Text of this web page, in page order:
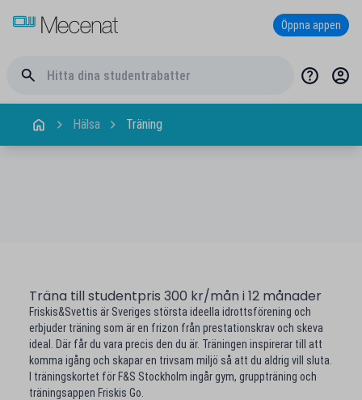
Öppna appen
Hälsa Träning
Träna till studentpris 300 kr/mån i 12 månader
Friskis&Svettis är Sveriges största ideella idrottsförening och
erbjuder träning som är en frizon från prestationskrav och skeva
ideal. Där får du vara precis den du är. Träningen inspirerar till att
komma igång och skapar en trivsam miljö så att du aldrig vill sluta.
I träningskortet för F&S Stockholm ingår gym, gruppträning och
träningsappen Friskis Go.